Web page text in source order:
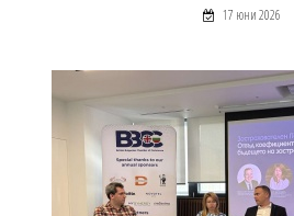
17 юни 2026